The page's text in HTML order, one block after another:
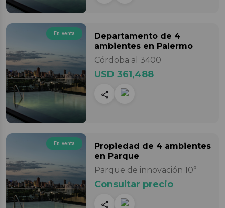
En venta Departamento de 4
ambientes en Palermo
Córdoba al 3400
USD 361,488
En venta Propiedad de 4 ambientes
en Parque
Parque de innovación 10°
Consultar precio